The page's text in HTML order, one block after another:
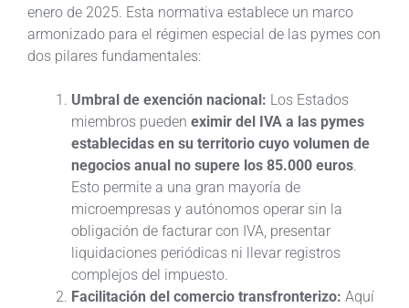
enero de 2025. Esta normativa establece un marco
armonizado para el régimen especial de las pymes con
dos pilares fundamentales:
Umbral de exención nacional: Los Estados
miembros pueden eximir del IVA a las pymes
establecidas en su territorio cuyo volumen de
negocios anual no supere los 85.000 euros.
Esto permite a una gran mayoría de
microempresas y autónomos operar sin la
obligación de facturar con IVA, presentar
liquidaciones periódicas ni llevar registros
complejos del impuesto.
Facilitación del comercio transfronterizo: Aquí